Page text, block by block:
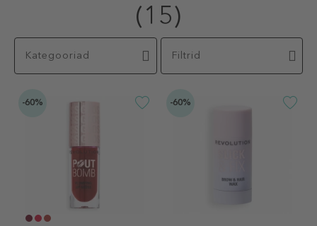
(15)
Kategooriad Filtrid
-60% -60%